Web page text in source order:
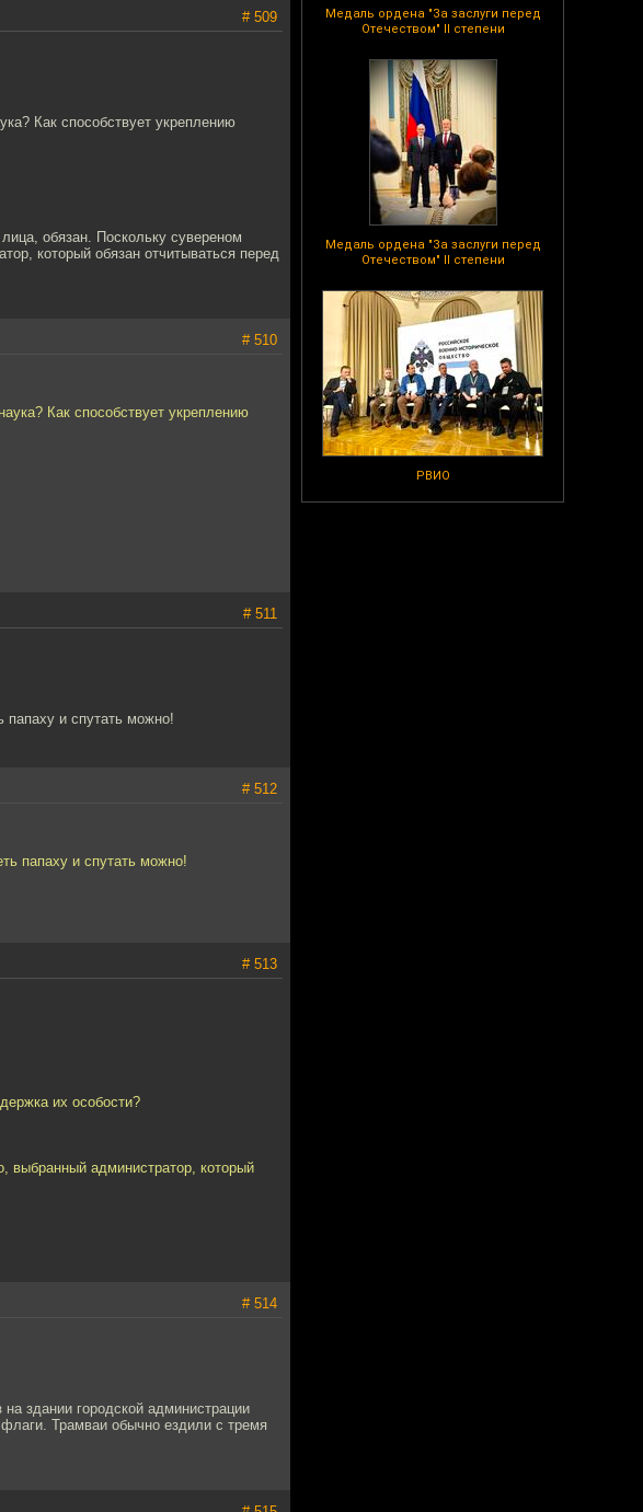
Медаль ордена "За заслуги перед
Отечеством" II степени
Медаль ордена "За заслуги перед
Отечеством" II степени
РВИО
# 509
Как способствует укреплению
обязан. Поскольку сувереном
который обязан отчитываться перед
# 510
Как способствует укреплению
# 511
папаху и спутать можно!
# 512
папаху и спутать можно!
# 513
их особости?
выбранный администратор, который
# 514
здании городской администрации
Трамваи обычно ездили с тремя